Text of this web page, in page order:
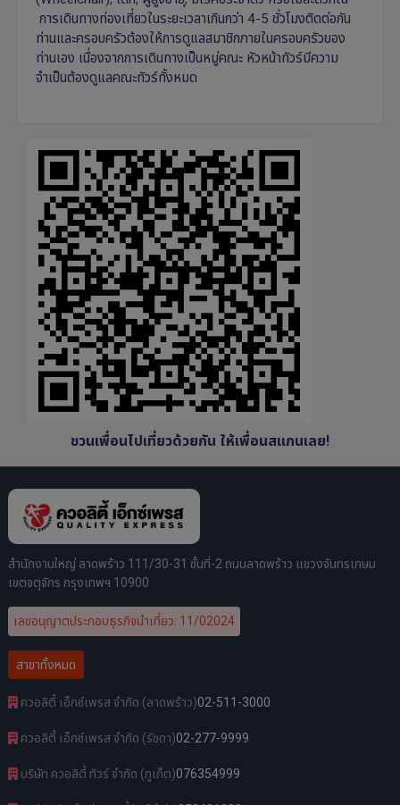
การเดินทางท่องเที่ยวในระยะเวลาเกินกว่า 4-5 ชั่วโมงติดต่อกัน
ท่านและครอบครัวต้องให้การดูแลสมาชิกภายในครอบครัวของ
ท่านเอง เนื่องจากการเดินทางเป็นหมู่คณะ หัวหน้าทัวร์มีความ
จำเป็นต้องดูแลคณะทัวร์ทั้งหมด
ชวนเพื่อนไปเที่ยวด้วยกัน ให้เพื่อนสแกนเลย!
สำนักงานใหญ่ ลาดพร้าว 111/30-31 ชั้นที่-2 ถนนลาดพร้าว แขวงจันทรเกษม
เขตจตุจักร กรุงเทพฯ 10900
เลขอนุญาตประกอบธุรกิจนำเที่ยว: 11/02024
สาขาทั้งหมด
ควอลิตี้ เอ็กซ์เพรส จำกัด (ลาดพร้าว)02-511-3000
ควอลิตี้ เอ็กซ์เพรส จำกัด (รัชดา)02-277-9999
บริษัท ควอลิตี้ ทัวร์ จำกัด (ภูเก็ต)076354999